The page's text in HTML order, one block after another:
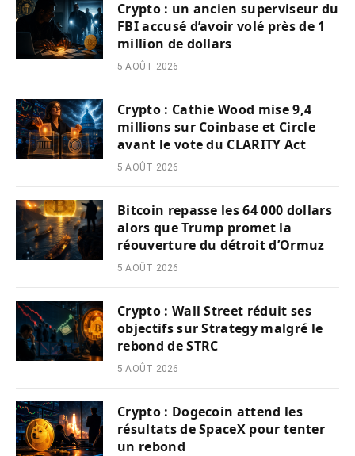
Crypto : un ancien superviseur du
FBI accusé d’avoir volé près de 1
million de dollars
5 AOÛT 2026
Crypto : Cathie Wood mise 9,4
millions sur Coinbase et Circle
avant le vote du CLARITY Act
5 AOÛT 2026
Bitcoin repasse les 64 000 dollars
alors que Trump promet la
réouverture du détroit d’Ormuz
5 AOÛT 2026
Crypto : Wall Street réduit ses
objectifs sur Strategy malgré le
rebond de STRC
5 AOÛT 2026
Crypto : Dogecoin attend les
résultats de SpaceX pour tenter
un rebond